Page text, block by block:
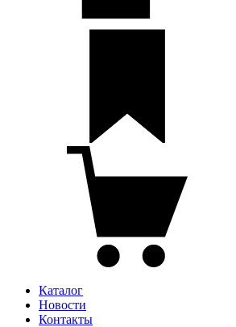
Каталог
Новости
Контакты